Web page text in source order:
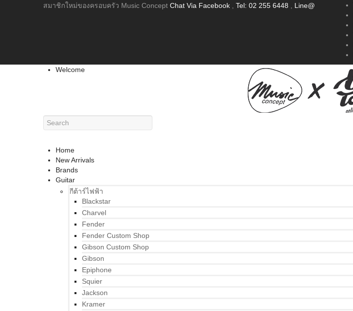
สมาชิกใหม่ของครอบครัว Music Concept Chat Via Facebook Tel: 02 255 6448 Line@
Welcome
Home
New Arrivals
Brands
Guitar
กีต้าร์ไฟฟ้า
Blackstar
Charvel
Fender
Fender Custom Shop
Gibson Custom Shop
Gibson
Epiphone
Squier
Jackson
Kramer